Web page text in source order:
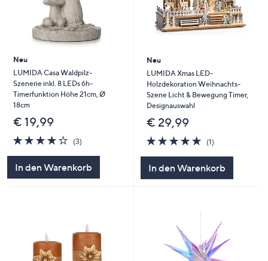
Neu
LUMIDA Casa Waldpilz-
Szenerie inkl. 8 LEDs 6h-
Timerfunktion Höhe 21cm, Ø
18cm
€ 19,99
3.7
von
(3)3
In den Warenkorb
Neu
LUMIDA Xmas LED-
Holzdekoration Weihnachts-
Szene Licht & Bewegung Timer,
Designauswahl
€ 29,99
5.0
von
(1)1
In den Warenkorb